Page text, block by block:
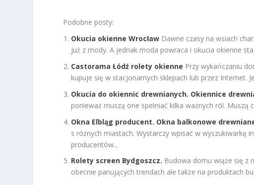
Podobne posty:
Okucia okienne Wrocław Dawne czasy na wsiach
już z mody. A jednak moda powraca i okucia okienne
Castorama Łódź rolety okienne Przy wykańczaniu
kupuje się w stacjonarnych sklepach lub przez Internet.
Okucia do okiennic drewnianych. Okiennice
ponieważ muszą one spełniać kilka ważnych ról. Muszą
Okna Elbląg producent. Okna balkonowe
s różnych miastach. Wystarczy wpisać w wyszukiwarkę
producentów...
Rolety screen Bydgoszcz. Budowa domu wiąże się z
obecnie panujących trendach ale także na produktach